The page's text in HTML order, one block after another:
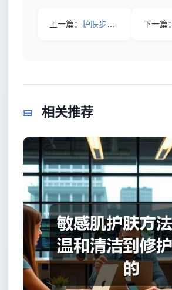
上一篇： 护肤步骤原来这么简单，3个关键点让你肌肤水嫩透亮 下一篇：
相关推荐